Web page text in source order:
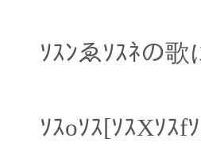
ｿｽﾝゑｿｽﾈの歌
ｿｽoｿｽ[ｿｽXｿｽf